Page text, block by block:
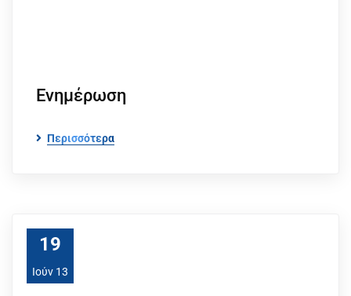
Eνημέρωση
Περισσότερα
19
Ιούν 13